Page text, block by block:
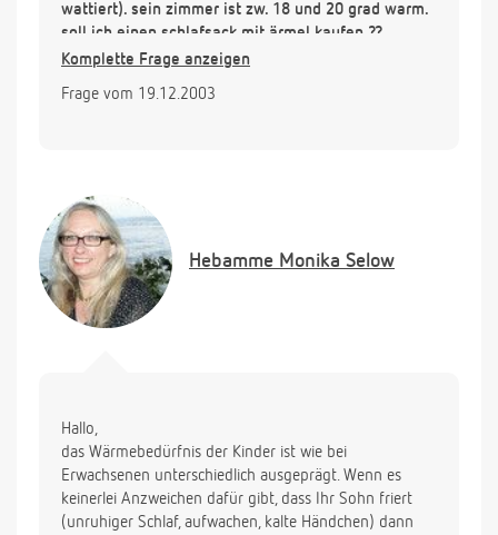
wattiert). sein zimmer ist zw. 18 und 20 grad warm.
soll ich einen schlafsack mit ärmel kaufen ??
Komplette Frage anzeigen
Frage vom 19.12.2003
Hebamme Monika Selow
Hallo,
das Wärmebedürfnis der Kinder ist wie bei
Erwachsenen unterschiedlich ausgeprägt. Wenn es
keinerlei Anzweichen dafür gibt, dass Ihr Sohn friert
(unruhiger Schlaf, aufwachen, kalte Händchen) dann